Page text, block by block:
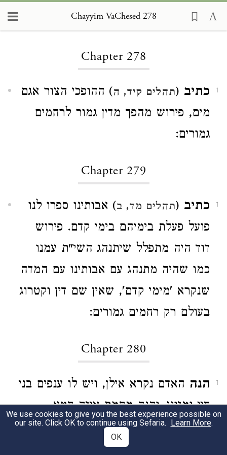
Chayyim VaChesed 278
Chapter 278
1 כתיב (תהלים קיד, ה) ההופכי הצור אגם
מים, פירוש מהפך מדין גמור לרחמים
גמורים:
Chapter 279
1 כתיב (תהלים מד, ב) אבותינו ספרו לנו
פועל פעלת בימיהם בימי קדם. פירוש
דוד היה מתפלל שיתנהג השי"ת עמנו
כמו שהיה מתנהג עם אבותינו עם המדה
שנקרא 'מימי קדם', שאין שם דין וקטרוג
בעולם רק רחמים גמורים:
Chapter 280
1 הנה האדם נקרא אילן, ויש לו ענפים בני
חיי ומזוני. והנה מחמת איזה חטא
שעושה האדם יכול להסתתם השרף
מהגוף ואינו יורד לענפים השפע ויוכל
We use cookies to give you the best experience possible on
our site. Click OK to continue using Sefaria. Learn More.
OK